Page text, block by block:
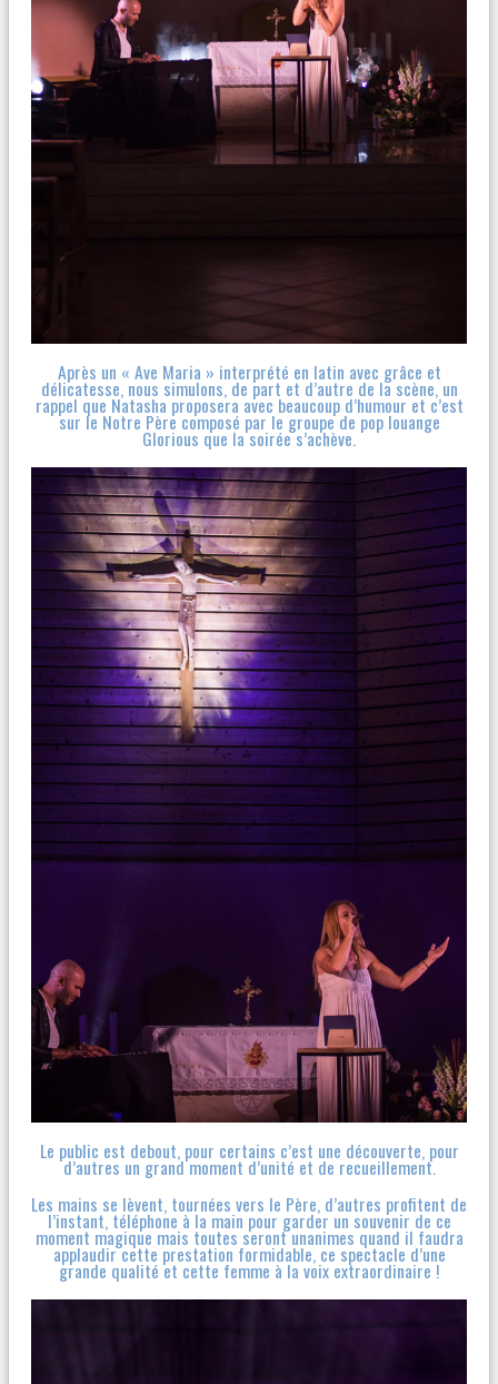
Après un « Ave Maria » interprété en latin avec grâce et
délicatesse, nous simulons, de part et d’autre de la scène, un
rappel que Natasha proposera avec beaucoup d’humour et c’est
sur le Notre Père composé par le groupe de pop louange
Glorious que la soirée s’achève.
Le public est debout, pour certains c’est une découverte, pour
d’autres un grand moment d’unité et de recueillement.
Les mains se lèvent, tournées vers le Père, d’autres profitent de
l’instant, téléphone à la main pour garder un souvenir de ce
moment magique mais toutes seront unanimes quand il faudra
applaudir cette prestation formidable, ce spectacle d’une
grande qualité et cette femme à la voix extraordinaire !